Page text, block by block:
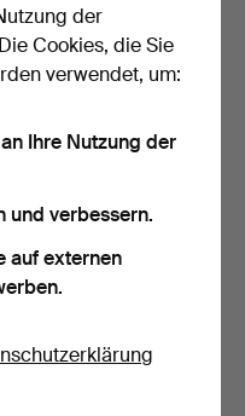
Sport Classic Mini,
Armbanduhr, 24 m…
Gebote
der
Cookies, die Sie
verwendet, um:
Ihre Nutzung der
und verbessern.
auf externen